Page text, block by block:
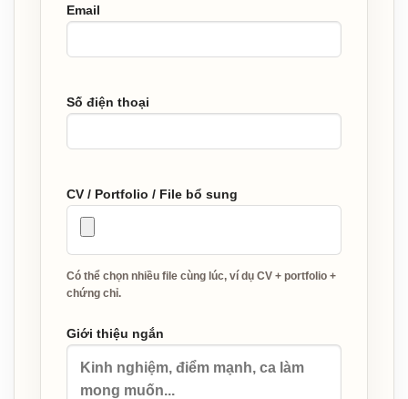
Email
Số điện thoại
CV / Portfolio / File bổ sung
Có thể chọn nhiều file cùng lúc, ví dụ CV + portfolio +
chứng chỉ.
Giới thiệu ngắn